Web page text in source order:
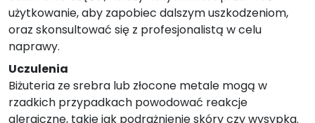
użytkowanie, aby zapobiec dalszym uszkodzeniom,
oraz skonsultować się z profesjonalistą w celu
naprawy.
Uczulenia
Biżuteria ze srebra lub złocone metale mogą w
rzadkich przypadkach powodować reakcje
alergiczne, takie jak podrażnienie skóry czy wysypka.